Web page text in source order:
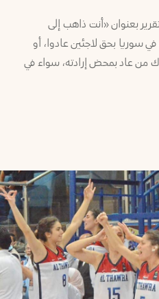
بعنوان «أنت ذاهب إلى
سوريا بحق لاجئين عادوا، أو
من عاد بمحض إرادته، سواء في